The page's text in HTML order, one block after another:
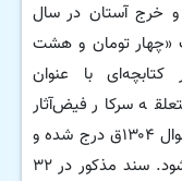
خرج آستان در سال
«چهار تومان و هشت
با عنوان
سرکار فیض‌آثار
حضرت‌معصومه سلام‌الله‌علیها» مورخ ۲۵ شوال ۱۳۰۴ق درج شده و
مهر «حسین الرضوی» نیز در آن دیده می‌شود. سند مذکور در ۳۲